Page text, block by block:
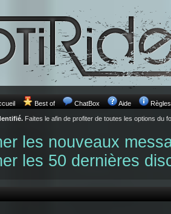
Best of ChatBox Aide Règles
Faites le afin de profiter de toutes les options du
les nouveaux
les 50 dernières